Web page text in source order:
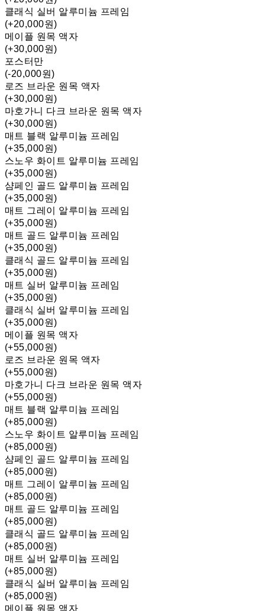
클래식 실버 알루미늄 프레임
(+20,000원)
메이플 원목 액자
(+30,000원)
포스터만
(-20,000원)
로즈 브라운 원목 액자
(+30,000원)
마호가니 다크 브라운 원목 액자
(+30,000원)
매트 블랙 알루미늄 프레임
(+35,000원)
스노우 화이트 알루미늄 프레임
(+35,000원)
샴페인 골드 알루미늄 프레임
(+35,000원)
매트 그레이 알루미늄 프레임
(+35,000원)
매트 골드 알루미늄 프레임
(+35,000원)
클래식 골드 알루미늄 프레임
(+35,000원)
매트 실버 알루미늄 프레임
(+35,000원)
클래식 실버 알루미늄 프레임
(+35,000원)
메이플 원목 액자
(+55,000원)
로즈 브라운 원목 액자
(+55,000원)
마호가니 다크 브라운 원목 액자
(+55,000원)
매트 블랙 알루미늄 프레임
(+85,000원)
스노우 화이트 알루미늄 프레임
(+85,000원)
샴페인 골드 알루미늄 프레임
(+85,000원)
매트 그레이 알루미늄 프레임
(+85,000원)
매트 골드 알루미늄 프레임
(+85,000원)
클래식 골드 알루미늄 프레임
(+85,000원)
매트 실버 알루미늄 프레임
(+85,000원)
클래식 실버 알루미늄 프레임
(+85,000원)
메이플 원목 액자